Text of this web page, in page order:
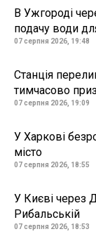
В Ужгороді
подачу води
07 серпня 2026, 19:48
Станція
тимчасово
07 серпня 2026, 19:09
У Харкові
місто
07 серпня 2026, 18:55
У Києві через
Рибальській
07 серпня 2026, 18:53